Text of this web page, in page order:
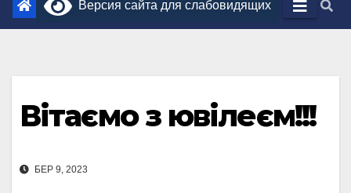
Версия сайта для слабовидящих
Вітаємо з ювілеєм!!!
БЕР 9, 2023